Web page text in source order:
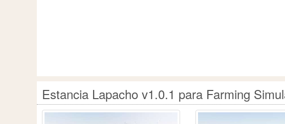
Estancia Lapacho v1.0.1 para Farming